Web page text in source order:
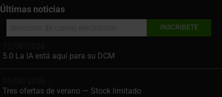
Últimas noticias
5.0 La IA está aquí para su DCM
Tres ofertas de verano — Stock limitado